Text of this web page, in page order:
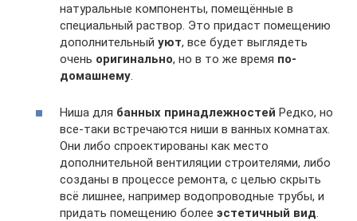
натуральные компоненты, помещённые в
специальный раствор. Это придаст помещению
дополнительный уют, все будет выглядеть
очень оригинально, но в то же время по-
домашнему
Ниша для банных принадлежностей Редко, но
все-таки встречаются ниши в ванных комнатах.
Они либо спроектированы как место
дополнительной вентиляции строителями, либо
созданы в процессе ремонта, с целью скрыть
всё лишнее, например водопроводные трубы, и
придать помещению более эстетичный вид